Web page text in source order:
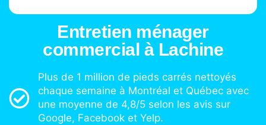
Entretien ménager
commercial à Lachine
Plus de 1 million de pieds carrés nettoyés
chaque semaine à Montréal et Québec avec
une moyenne de 4,8/5 selon les avis sur
Google, Facebook et Yelp.